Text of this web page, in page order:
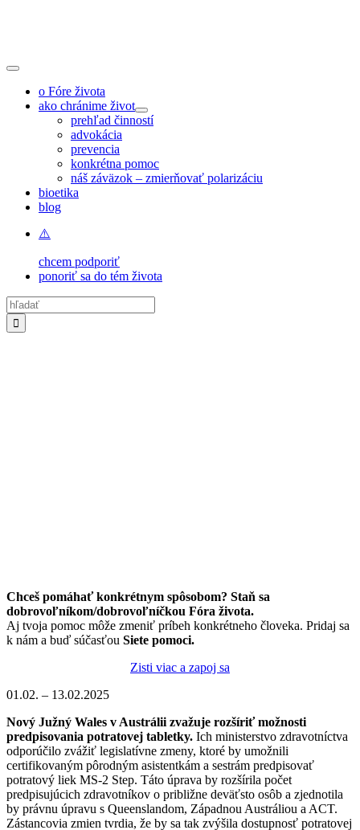
Toggle
Navigationo Fóre života
ako chránime život
prehľad činností
advokácia
prevencia
konkrétna pomoc
náš záväzok – zmierňovať polarizáciu
bioetika
blog
chcem podporiť
ponoriť sa do tém života
Hľadať:
Chceš pomáhať konkrétnym spôsobom? Staň sa
dobrovoľníkom/dobrovoľníčkou Fóra života.
Aj tvoja pomoc môže zmeniť príbeh konkrétneho človeka. Pridaj sa
k nám a buď súčasťou Siete pomoci.
Zisti viac a zapoj sa
01.02. – 13.02.2025
Nový Južný Wales v Austrálii zvažuje rozšíriť možnosti
predpisovania potratovej tabletky. Ich ministerstvo zdravotníctva
odporúčilo zvážiť legislatívne zmeny, ktoré by umožnili
certifikovaným pôrodným asistentkám a sestrám predpisovať
potratový liek MS-2 Step. Táto úprava by rozšírila počet
predpisujúcich zdravotníkov o približne deväťsto osôb a zjednotila
by právnu úpravu s Queenslandom, Západnou Austráliou a ACT.
Zástancovia zmien tvrdia, že by sa tak zvýšila dostupnosť potratovej